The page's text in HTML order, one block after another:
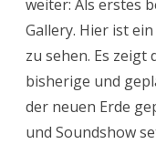
weiter: Als erstes
Gallery. Hier ist
zu sehen. Es zeigt
bisherige und
der neuen Erde
und Soundshow